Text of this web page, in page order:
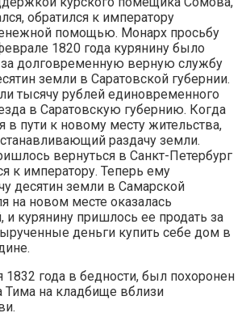
обратился к императору
помощью. Монарх просьбу
1820 года курянину было
за долговременную верную службу
земли в Саратовской губернии.
тысячу рублей единовременного
в Саратовскую губернию. Когда
в пути к новому месту жительства,
раздачу земли.
вернуться в Санкт-Петербург
к императору. Теперь ему
десятин земли в Самарской
на новом месте оказалась
и курянину пришлось ее продать за
деньги купить себе дом в
1832 года в бедности, был похоронен
Тима на кладбище вблизи